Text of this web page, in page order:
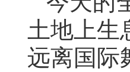
土地上生
远离国际